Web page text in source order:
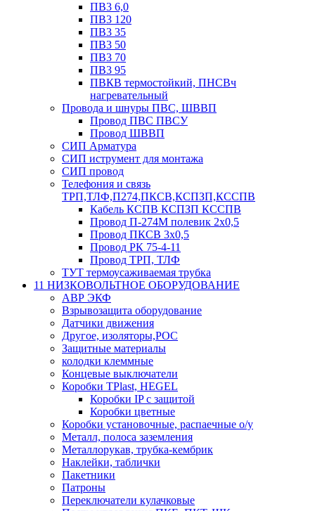
ПВ3 6,0
ПВ3 120
ПВ3 35
ПВ3 50
ПВ3 70
ПВ3 95
ПВКВ термостойкий, ПНСВч
нагревательный
Провода и шнуры ПВС, ШВВП
Провод ПВС ПВСУ
Провод ШВВП
СИП Арматура
СИП иструмент для монтажа
СИП провод
Телефония и связь
ТРП,ТЛФ,П274,ПКСВ,КСПЗП,КССПВ
Кабель КСПВ КСПЗП КССПВ
Провод П-274М полевик 2х0,5
Провод ПКСВ 3х0,5
Провод РК 75-4-11
Провод ТРП, ТЛФ
ТУТ термоусаживаемая трубка
11 НИЗКОВОЛЬТНОЕ ОБОРУДОВАНИЕ
АВР ЭКФ
Взрывозащита оборудование
Датчики движения
Другое, изоляторы,РОС
Защитные материалы
колодки клеммные
Концевые выключатели
Коробки TPlast, HEGEL
Коробки IP с защитой
Коробки цветные
Коробки установочные, распаечные о/у
Металл, полоса заземления
Металлорукав, трубка-кембрик
Наклейки, таблички
Пакетники
Патроны
Переключатели кулачковые